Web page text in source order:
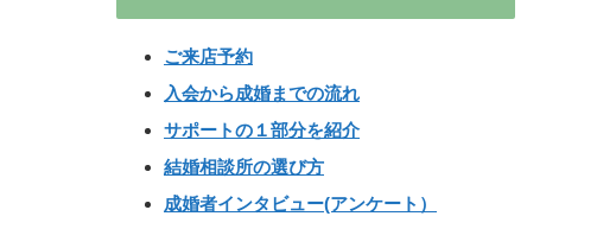
ご来店予約
入会から成婚までの流れ
サポートの１部分を紹介
結婚相談所の選び方
成婚者インタビュー(アンケート）